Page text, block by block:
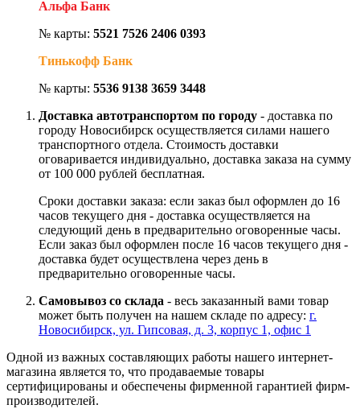
Альфа Банк
№ карты: 5521 7526 2406 0393
Тинькофф Банк
№ карты: 5536 9138 3659 3448
Доставка автотранспортом по городу - доставка по
городу Новосибирск осуществляется силами нашего
транспортного отдела. Стоимость доставки
оговаривается индивидуально, доставка заказа на сумму
от 100 000 рублей бесплатная.
Сроки доставки заказа: если заказ был оформлен до 16
часов текущего дня - доставка осуществляется на
следующий день в предварительно оговоренные часы.
Если заказ был оформлен после 16 часов текущего дня -
доставка будет осуществлена через день в
предварительно оговоренные часы.
Самовывоз со склада - весь заказанный вами товар
может быть получен на нашем складе по адресу: г.
Новосибирск, ул. Гипсовая, д. 3, корпус 1, офис 1
Одной из важных составляющих работы нашего интернет-
магазина является то, что продаваемые товары
сертифицированы и обеспечены фирменной гарантией фирм-
производителей.